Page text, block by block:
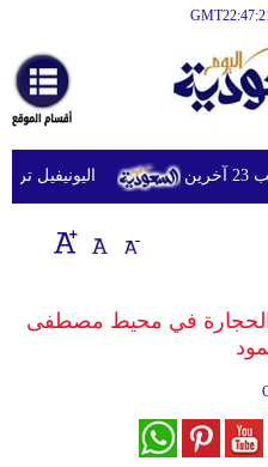
أخبارعاجلة
رياضة
ثقافة
إقتصاد
وموسيقى
اليونيفيل ترصد إطلاق 113 مقذوفا إسرائيليا على
الحجارة في محيط مصطفى